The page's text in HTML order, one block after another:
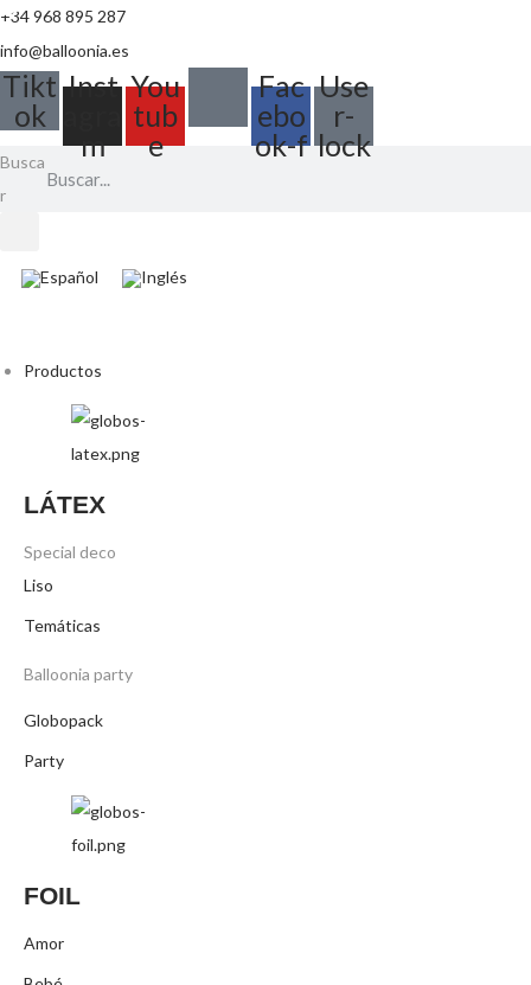
+34 968 895 287
info@balloonia.es
Tikt
ok
Inst
m
You
tub
e
Fac
ebo
ok-f
Use
r-
lock
Busca
r
Productos
LÁTEX
Special deco
Liso
Temáticas
Balloonia party
Globopack
Party
FOIL
Amor